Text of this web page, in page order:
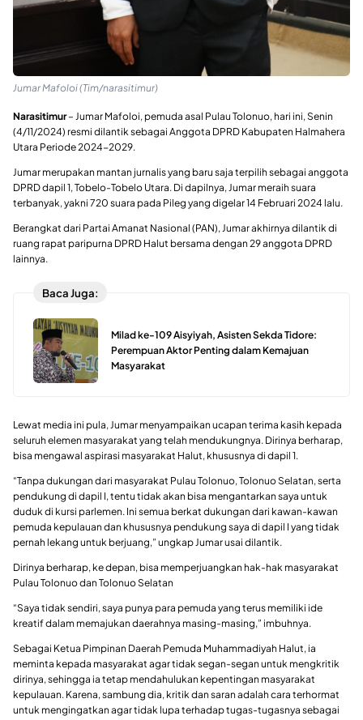
Jumar Mafoloi (Tim/narasitimur)
Narasitimur– Jumar Mafoloi, pemuda asal Pulau Tolonuo, hari ini, Senin
(4/11/2024) resmi dilantik sebagai Anggota DPRD Kabupaten Halmahera
Utara Periode 2024-2029.
Jumar merupakan mantan jurnalis yang baru saja terpilih sebagai anggota
DPRD dapil 1, Tobelo-Tobelo Utara. Di dapilnya, Jumar meraih suara
terbanyak, yakni 720 suara pada Pileg yang digelar 14 Februari 2024 lalu.
Berangkat dari Partai Amanat Nasional (PAN), Jumar akhirnya dilantik di
ruang rapat paripurna DPRD Halut bersama dengan 29 anggota DPRD
lainnya.
Baca Juga:
Milad ke-109 Aisyiyah, Asisten Sekda Tidore:
Perempuan Aktor Penting dalam Kemajuan
Masyarakat
Lewat media ini pula, Jumar menyampaikan ucapan terima kasih kepada
seluruh elemen masyarakat yang telah mendukungnya. Dirinya berharap,
bisa mengawal aspirasi masyarakat Halut, khususnya di dapil 1.
“Tanpa dukungan dari masyarakat Pulau Tolonuo, Tolonuo Selatan, serta
pendukung di dapil I, tentu tidak akan bisa mengantarkan saya untuk
duduk di kursi parlemen. Ini semua berkat dukungan dari kawan-kawan
pemuda kepulauan dan khususnya pendukung saya di dapil I yang tidak
pernah lekang untuk berjuang,” ungkap Jumar usai dilantik.
Dirinya berharap, ke depan, bisa memperjuangkan hak-hak masyarakat
Pulau Tolonuo dan Tolonuo Selatan
“Saya tidak sendiri, saya punya para pemuda yang terus memiliki ide
kreatif dalam memajukan daerahnya masing-masing,” imbuhnya.
Sebagai Ketua Pimpinan Daerah Pemuda Muhammadiyah Halut, ia
meminta kepada masyarakat agar tidak segan-segan untuk mengkritik
dirinya, sehingga ia tetap mendahulukan kepentingan masyarakat
kepulauan. Karena, sambung dia, kritik dan saran adalah cara terhormat
untuk mengingatkan agar tidak lupa terhadap tugas-tugasnya sebagai